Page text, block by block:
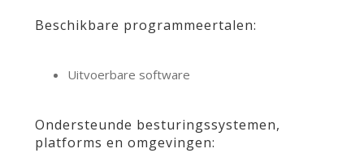
Beschikbare programmeertalen:
Uitvoerbare software
Ondersteunde besturingssystemen,
platforms en omgevingen: